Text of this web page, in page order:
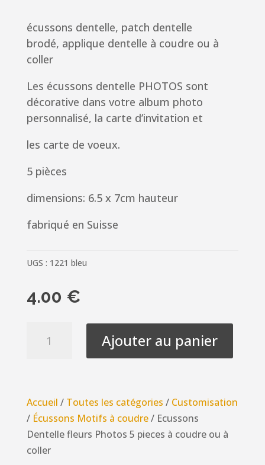
écussons dentelle, patch dentelle
brodé, applique dentelle à coudre ou à
coller
Les écussons dentelle PHOTOS sont
décorative dans votre album photo
personnalisé, la carte d’invitation et
les carte de voeux.
5 pièces
dimensions: 6.5 x 7cm hauteur
fabriqué en Suisse
UGS : 1221 bleu
4.00 €
Photos
5
pieces
à
Ajouter au panier
Accueil / Toutes les catégories / Customisation
/ Écussons Motifs à coudre/ Ecussons
Dentelle fleurs Photos 5 pieces à coudre ou à
coller